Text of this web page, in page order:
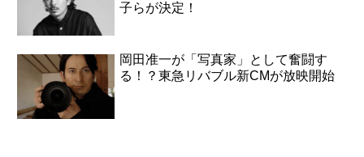
子らが決定！
岡田准一が「写真家」として奮闘す
る！？東急リバブル新CMが放映開始